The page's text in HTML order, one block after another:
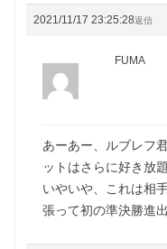
2021/11/17 23:25:28返信
FUMA
あーあー、ルブレフ
ットはさらに好き放
いやいや、これは相
張って初の準決勝進